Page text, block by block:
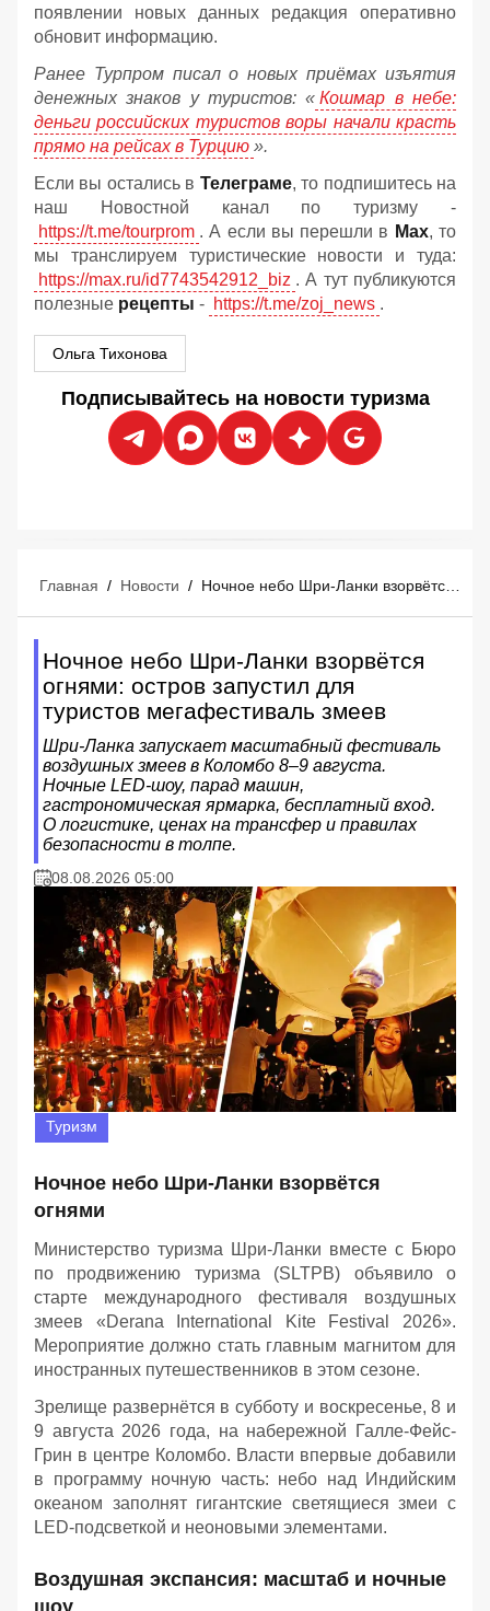
появлении новых данных редакция оперативно
обновит информацию.
Ранее Турпром писал о новых приёмах изъятия
денежных знаков у туристов: « Кошмар в небе:
деньги российских туристов воры начали красть
прямо на рейсах в Турцию ».
Если вы остались в Телеграме, то подпишитесь на
наш Новостной канал по туризму -
https://t.me/tourprom . А если вы перешли в Мах, то
мы транслируем туристические новости и туда:
https://max.ru/id7743542912_biz . А тут публикуются
полезные рецепты - https://t.me/zoj_news .
Ольга Тихонова
Подписывайтесь на новости туризма
Главная / Новости /
Ночное небо Шри-Ланки взорвётся
огнями: остров запустил для
туристов мегафестиваль змеев
Шри-Ланка запускает масштабный фестиваль
воздушных змеев в Коломбо 8–9 августа.
Ночные LED-шоу, парад машин,
гастрономическая ярмарка, бесплатный вход.
О логистике, ценах на трансфер и правилах
безопасности в толпе.
08.08.2026 05:00
Туризм
Ночное небо Шри-Ланки взорвётся
огнями
Министерство туризма Шри-Ланки вместе с Бюро
по продвижению туризма (SLTPB) объявило о
старте международного фестиваля воздушных
змеев «Derana International Kite Festival 2026».
Мероприятие должно стать главным магнитом для
иностранных путешественников в этом сезоне.
Зрелище развернётся в субботу и воскресенье, 8 и
9 августа 2026 года, на набережной Галле-Фейс-
Грин в центре Коломбо. Власти впервые добавили
в программу ночную часть: небо над Индийским
океаном заполнят гигантские светящиеся змеи с
LED-подсветкой и неоновыми элементами.
Воздушная экспансия: масштаб и ночные